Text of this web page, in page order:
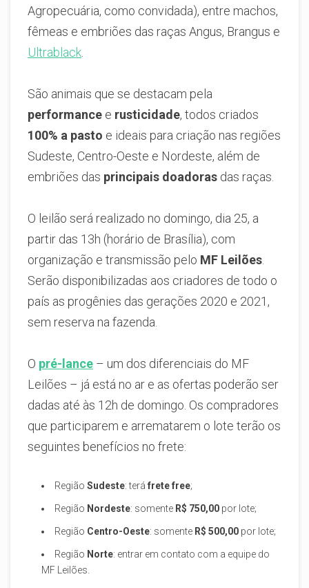
Agropecuária, como convidada), entre machos,
fêmeas e embriões das raças Angus, Brangus e
Ultrablack
São animais que se destacam pela
performance e rusticidade, todos criados
100% a pasto e ideais para criação nas regiões
Sudeste, Centro-Oeste e Nordeste, além de
embriões das principais doadoras das raças.
O leilão será realizado no domingo, dia 25, a
partir das 13h (horário de Brasília), com
organização e transmissão pelo MF Leilões
Serão disponibilizadas aos criadores de todo o
país as progênies das gerações 2020 e 2021,
sem reserva na fazenda.
O pré-lance – um dos diferenciais do MF
Leilões – já está no ar e as ofertas poderão ser
dadas até às 12h de domingo. Os compradores
que participarem e arrematarem o lote terão os
seguintes benefícios no frete:
Região Sudeste: terá frete free;
Região Nordeste: somente R$ 750,00 por lote;
Região Centro-Oeste: somente R$ 500,00 por lote;
Região Norte: entrar em contato com a equipe do
MF Leilões.